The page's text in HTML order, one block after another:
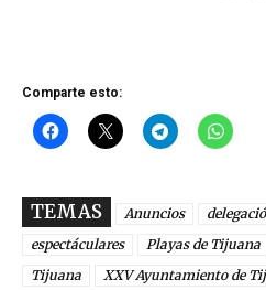
Comparte esto:
TEMAS Anuncios
espectáculares
Playas de Tijuana
Tijuana
XXV Ayuntamiento de